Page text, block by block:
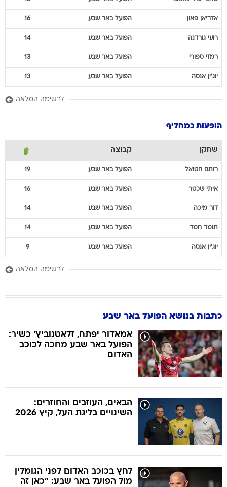
אדריאן פאון הפועל באר שבע 16
רועי גורדנה הפועל באר שבע 14
רמזי ספורי הפועל באר שבע 13
יוג'ין אנסה הפועל באר שבע 13
לרשימה המלאה
הופעות כמחליף
שחקן קבוצה
רותם חטואל הפועל באר שבע 19
איתי שכטר הפועל באר שבע 16
דור מיכה הפועל באר שבע 14
תומר חמד הפועל באר שבע 14
יוג'ין אנסה הפועל באר שבע 9
לרשימה המלאה
כתבות בנושא הפועל באר שבע
אמאדור יפתח, זלאטנוביץ' כשיר:
הפועל באר שבע מחכה לכוכב
האדום
הבאים, העוזבים והחוזרים:
השינויים בליגת העל, קיץ 2026
לחץ בכוכב האדום לפני הגומלין
מול הפועל באר שבע: "כאן זה